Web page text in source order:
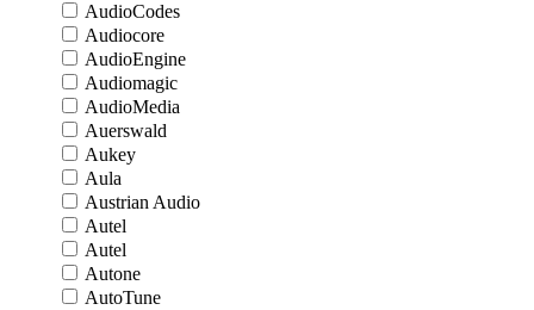
AudioCodes
Audiocore
AudioEngine
Audiomagic
AudioMedia
Auerswald
Aukey
Aula
Austrian Audio
Autel
Autel
Autone
AutoTune